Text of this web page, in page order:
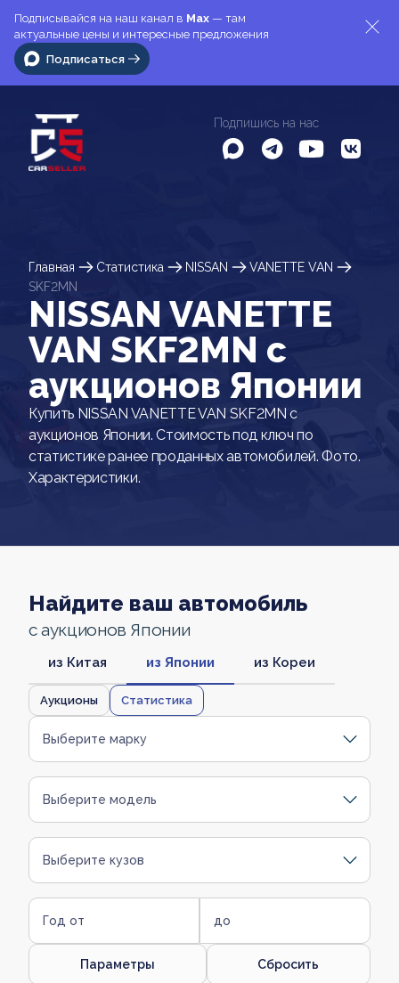
Подписывайся на наш канал в Max — там
актуальные цены и интересные предложения
Подписаться
Подпишись на нас
Главная Статистика NISSAN
VANETTE VAN
SKF2MN
NISSAN VANETTE
VAN SKF2MN c
аукционов Японии
Купить NISSAN VANETTE VAN SKF2MN с
аукционов Японии. Стоимость под ключ по
статистике ранее проданных автомобилей. Фото.
Характеристики.
Найдите ваш автомобиль
с аукционов Японии
из Китая из Японии из Кореи
Аукционы Статистика
Выберите марку
Выберите модель
Выберите кузов
Год от до
Параметры Сбросить